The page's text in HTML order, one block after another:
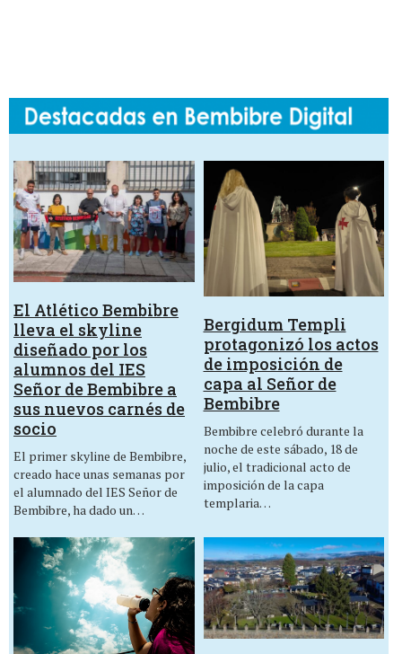
El Atlético Bembibre
lleva el skyline
diseñado por los
alumnos del IES
Señor de Bembibre a
sus nuevos carnés de
socio
El primer skyline de Bembibre,
creado hace unas semanas por
el alumnado del IES Señor de
Bembibre, ha dado un…
Bergidum Templi
protagonizó los actos
de imposición de
capa al Señor de
Bembibre
Bembibre celebró durante la
noche de este sábado, 18 de
julio, el tradicional acto de
imposición de la capa
templaria…